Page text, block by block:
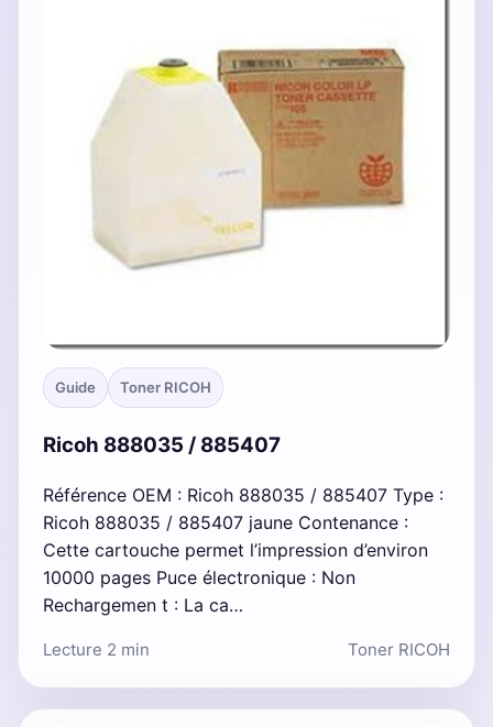
Guide Toner RICOH
Ricoh 888035 / 885407
Référence OEM : Ricoh 888035 / 885407 Type :
Ricoh 888035 / 885407 jaune Contenance :
Cette cartouche permet l’impression d’environ
10000 pages Puce électronique : Non
Rechargemen t : La ca…
Lecture 2 min Toner RICOH